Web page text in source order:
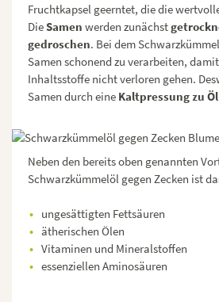
Fruchtkapsel geerntet, die die
DieSamen werden zunächst
gedroschen. Bei dem
Samen schonend zu verarbeiten,
Inhaltsstoffe nicht verloren gehen.
Samen durch eine Kaltpressung zu
Neben den bereits oben genannten
Schwarzkümmelöl gegen Zecken ist
ungesättigten Fettsäuren
ätherischen Ölen
Vitaminen und Mineralstoffen
essenziellen Aminosäuren